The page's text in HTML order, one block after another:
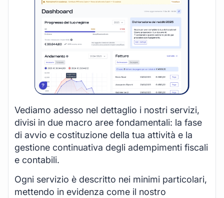
Vediamo adesso nel dettaglio i nostri servizi,
divisi in due macro aree fondamentali: la fase
di avvio e costituzione della tua attività e la
gestione continuativa degli adempimenti fiscali
e contabili.
Ogni servizio è descritto nei minimi particolari,
mettendo in evidenza come il nostro